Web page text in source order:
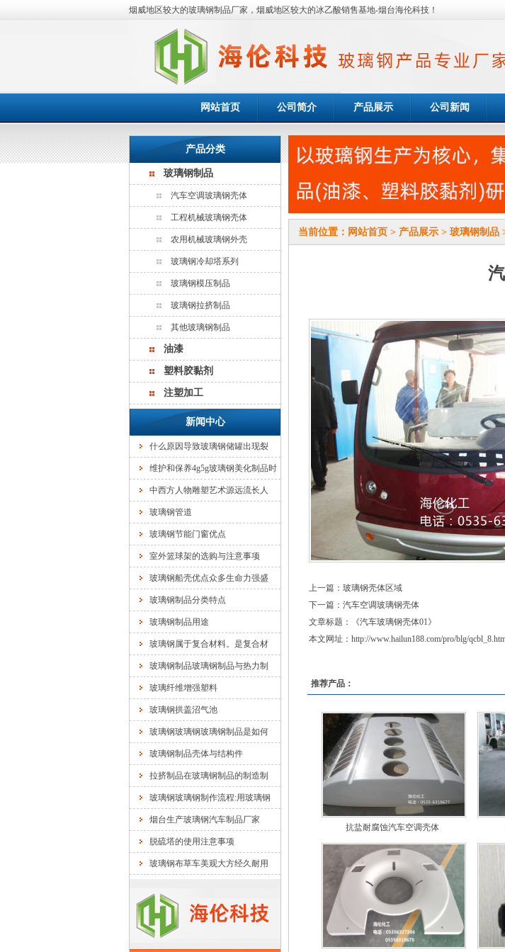
烟威地区较大的玻璃钢制品厂家，烟威地区较大的冰乙酸销售基地-烟台海伦科技！
网站首页 公司简介 产品展示 公司新闻
产品分类
玻璃钢制品
汽车空调玻璃钢壳体
工程机械玻璃钢壳体
农用机械玻璃钢外壳
玻璃钢冷却塔系列
玻璃钢模压制品
玻璃钢拉挤制品
其他玻璃钢制品
油漆
塑料胶黏剂
注塑加工
新闻中心
什么原因导致玻璃钢储罐出现裂
维护和保养4g5g玻璃钢美化制品时
中西方人物雕塑艺术源远流长人
玻璃钢管道
玻璃钢节能门窗优点
室外篮球架的选购与注意事项
玻璃钢船壳优点众多生命力强盛
玻璃钢制品分类特点
玻璃钢制品用途
玻璃钢属于复合材料。是复合材
玻璃钢制品玻璃钢制品与热力制
玻璃纤维增强塑料
玻璃钢拱盖沼气池
玻璃钢玻璃钢玻璃钢制品是如何
玻璃钢制品壳体与结构件
拉挤制品在玻璃钢制品的制造制
玻璃钢玻璃钢制作流程:用玻璃钢
烟台生产玻璃钢汽车制品厂家
脱硫塔的使用注意事项
玻璃钢布草车美观大方经久耐用
当前位置： 网站首页 > 产品展示 > 玻璃钢制品
上一篇： 玻璃钢壳体区域
下一篇： 汽车空调玻璃钢壳体
文章标题：《汽车玻璃钢壳体01》
本文网址： http://www.hailun188.com/pro/blg/
推荐产品：
抗盐耐腐蚀汽车空调壳体